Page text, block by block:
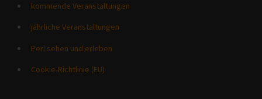
kommende Veranstaltungen
jährliche Veranstaltungen
Perl sehen und erleben
Cookie-Richtlinie (EU)